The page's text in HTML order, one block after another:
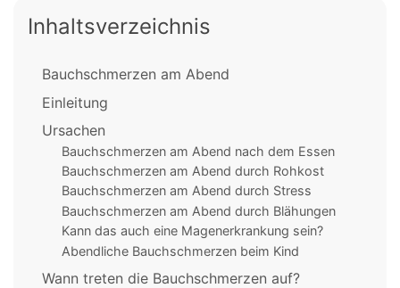
Inhaltsverzeichnis
Bauchschmerzen am Abend
Einleitung
Ursachen
Bauchschmerzen am Abend nach dem Essen
Bauchschmerzen am Abend durch Rohkost
Bauchschmerzen am Abend durch Stress
Bauchschmerzen am Abend durch Blähungen
Kann das auch eine Magenerkrankung sein?
Abendliche Bauchschmerzen beim Kind
Wann treten die Bauchschmerzen auf?